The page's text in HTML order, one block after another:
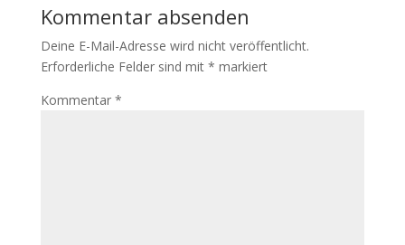
Kommentar absenden
Deine E-Mail-Adresse wird nicht veröffentlicht.
Erforderliche Felder sind mit * markiert
Kommentar *